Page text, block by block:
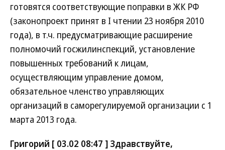
готовятся соответствующие поправки в ЖК РФ
(законопроект принят в I чтении 23 ноября 2010
года), в т.ч. предусматривающие расширение
полномочий госжилинспекций, установление
повышенных требований к лицам,
осуществляющим управление домом,
обязательное членство управляющих
организаций в саморегулируемой организации с 1
марта 2013 года.
Григорий [ 03.02 08:47 ] Здравствуйте,